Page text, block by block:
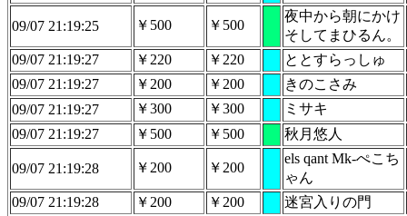
09/07 21:19:25 ￥500 ￥500
夜中から朝にかけ
そしてまひるん。
09/07 21:19:27
￥220 ￥220
ととすらっしゅ
09/07 21:19:27
￥200 ￥200
きのこさみ
09/07 21:19:27
￥300 ￥300
ミサキ
09/07 21:19:27
￥500 ￥500 秋月悠人
09/07 21:19:28 ￥200 ￥200
els qant Mk-ぺこち
ゃん
09/07 21:19:28
￥200 ￥200 迷宮入りの門